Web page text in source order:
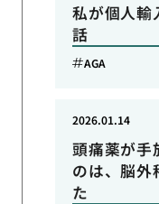
私が個人輸
話
AGA
頭痛薬が手
のは、脳外
た
2026.01.14